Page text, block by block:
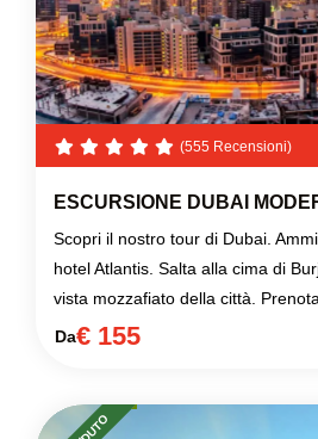
(555 Recensioni)
ESCURSIONE DUBAI
Scopri il nostro tour di Dubai.
hotel Atlantis. Salta alla cima di
vista mozzafiato della città.
Da€ 155